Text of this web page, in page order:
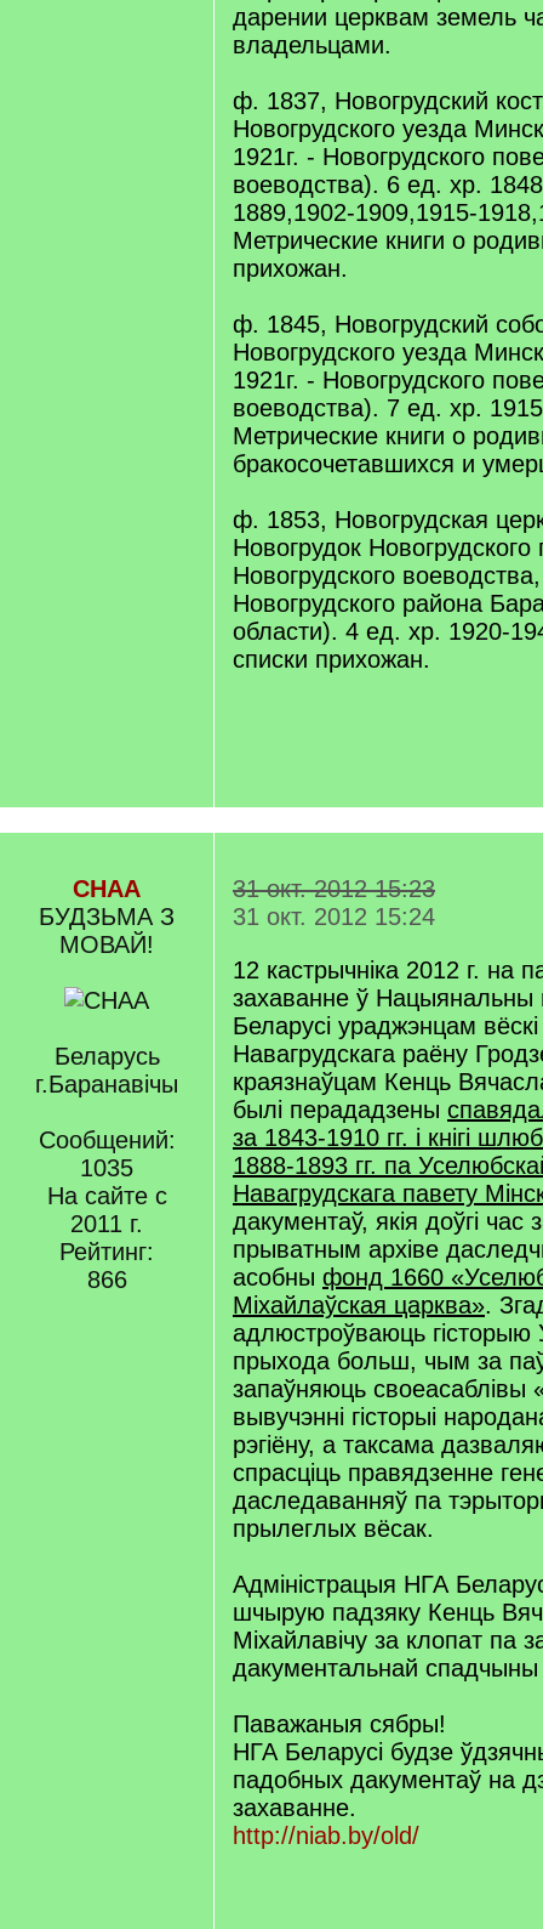
дарении церквам земель
владельцами.
ф. 1837, Новогрудский
Новогрудского уезда
1921г. - Новогрудского
воеводства). 6 ед. хр.
1889,1902-1909,1915-
Метрические книги о
прихожан.
ф. 1845, Новогрудский
Новогрудского уезда
1921г. - Новогрудского
воеводства). 7 ед. хр.
Метрические книги о
бракосочетавшихся и
ф. 1853, Новогрудская
Новогрудок Новогрудского
Новогрудского
Новогрудского района
области). 4 ед. хр. 1920-
списки прихожан.
СНАА
БУДЗЬМА З
МОВАЙ!
Беларусь
г.Баранавічы
Сообщений:
1035
На сайте с
2011 г.
Рейтинг:
866
31 окт. 2012 15:23
31 окт. 2012 15:24
12 кастрычніка 2012 г. на
захаванне ў Нацыянальны
Беларусі ураджэнцам
Навагрудскага раёну
краязнаўцам Кенць
былі перададзены
за 1843-1910 гг. і кнігі
1888-1893 гг. па
Навагрудскага павету
дакументаў, якія доўгі час
прыватным архіве
асобны фонд 1660
Міхайлаўская царква».
адлюстроўваюць гісторыю
прыхода больш, чым за
запаўняюць своеасаблівы
вывучэнні гісторыі
рэгіёну, а таксама
спрасціць правядзенне
даследаванняў па
прылеглых вёсак.
Адміністрацыя НГА
шчырую падзяку Кенць
Міхайлавічу за клопат па
дакументальнай
Паважаныя сябры!
НГА Беларусі будзе
падобных дакументаў на
захаванне.
http://niab.by/old/